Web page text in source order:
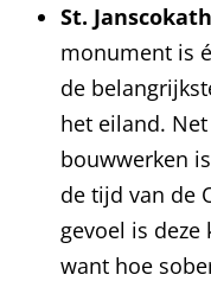
St.
monument is
de
het eiland.
bouwwerken
de tijd van de
gevoel is
want hoe